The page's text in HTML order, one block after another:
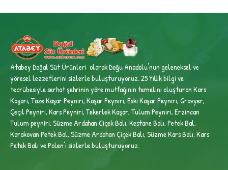
Atabey Doğal Süt Ürünleri olarak Doğu Anadolu'nun geleneksel ve
yöresel lezzetlerini sizlerle buluşturuyoruz. 25 Yıllık bilgi ve
tecrübesiyleserhat şehrinin yöre mutfağının temelini oluşturan Kars
Kaşarı, Taze Kaşar Peyniri, Kaşar Peyniri, Eski Kaşar Peyniri, Gravyer,
Çeçil Peyniri, Kars Peyniri, Tekerlek Kaşar, Tulum Peyniri, Erzincan
Tulum peyniri,Süzme Ardahan Çiçek Balı, Kestane Balı, Petek Bal,
Karakovan Petek Bal, Süzme Ardahan Çiçek Balı, Süzme Kars Balı, Kars
Petek Balı ve Polen'i sizlerle buluşturuyoruz.